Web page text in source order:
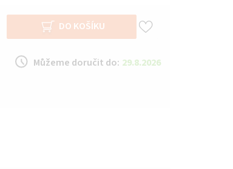
DO KOŠÍKU
Můžeme doručit do: 29.8.2026